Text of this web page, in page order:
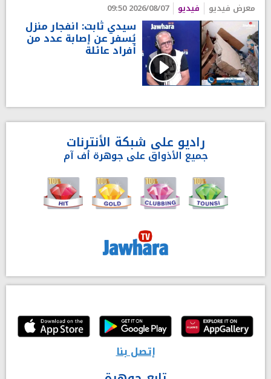
معرض فيديو فيديو 2026/08/07 09:50
سيدي ثابت: انفجار منزل
يُسفر عن إصابة عدد من
أفراد عائلة
راديو على شبكة الأنترنات
جميع الأذواق على جوهرة أف آم
إتصل بنا